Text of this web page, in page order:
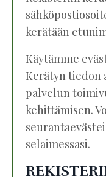
kerätään
Käytämme
Kerätyn tiedon
palvelun
kehittämisen.
selaimessasi.